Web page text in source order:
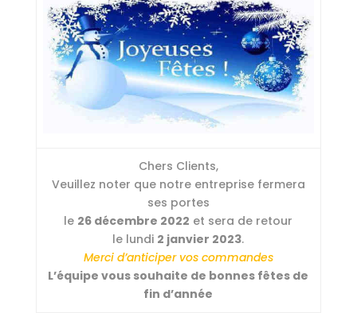
Chers Clients,
Veuillez noter que notre entreprise fermera
ses portes
le 26 décembre 2022 et sera de retour
le lundi 2 janvier 2023.
Merci d’anticiper vos commandes
L’équipe vous souhaite de bonnes fêtes de
fin d’année